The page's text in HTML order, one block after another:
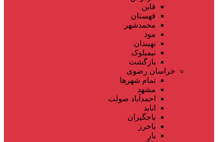
قاین
قهستان
محمدشهر
مود
نهبندان
نیمبلوک
بازگشت
خراسان رضوی
تمام شهر‌ها
مشهد
احمدآباد صولت
انابد
باجگیران
باخرز
بار